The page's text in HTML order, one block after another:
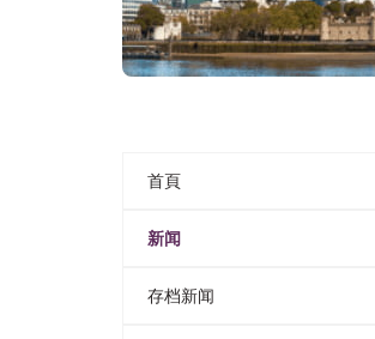
首頁
新闻
存档新闻